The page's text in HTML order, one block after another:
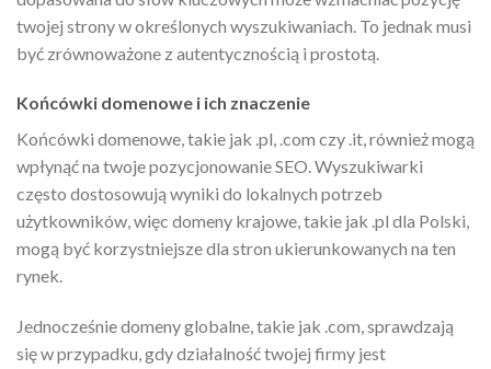
twojej strony w określonych wyszukiwaniach. To jednak musi
być zrównoważone z autentycznością i prostotą.
Końcówki domenowe i ich znaczenie
Końcówki domenowe, takie jak .pl, .com czy .it, również mogą
wpłynąć na twoje pozycjonowanie SEO. Wyszukiwarki
często dostosowują wyniki do lokalnych potrzeb
użytkowników, więc domeny krajowe, takie jak .pl dla Polski,
mogą być korzystniejsze dla stron ukierunkowanych na ten
rynek.
Jednocześnie domeny globalne, takie jak .com, sprawdzają
się w przypadku, gdy działalność twojej firmy jest